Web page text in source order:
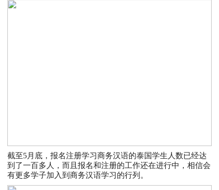
截至5月底，报名注册学习商务汉语的泰国学生人数已经达
到了一百多人，而且报名和注册的工作还在进行中，相信会
有更多学子加入到商务汉语学习的行列。